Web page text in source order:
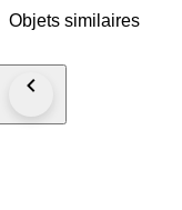
Objets similaires